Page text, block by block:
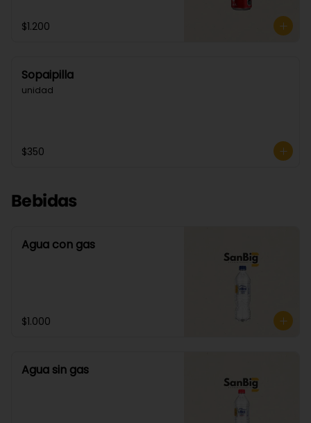
$1.200
Sopaipilla
unidad
$350
Bebidas
Agua con gas
$1.000
Agua sin gas